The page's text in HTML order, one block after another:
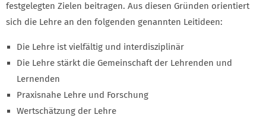
festgelegten Zielen beitragen. Aus diesen Gründen orientiert
sich die Lehre an den folgenden genannten Leitideen:
Die Lehre ist vielfältig und interdisziplinär
Die Lehre stärkt die Gemeinschaft der Lehrenden und
Lernenden
Praxisnahe Lehre und Forschung
Wertschätzung der Lehre